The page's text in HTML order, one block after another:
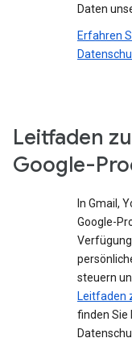
Daten
Erfahren
Leitfaden
Google-
In Gmail,
Google-
steuern
Leitfaden
finden Sie